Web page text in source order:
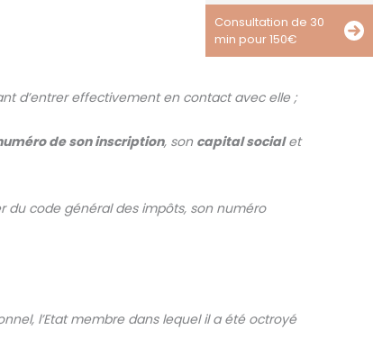
d’entrer effectivement en contact avec elle ;
de son inscription, son capital socialet
du code général des impôts, son numéro
l’Etat membre dans lequel il a été octroyé
Consultation de 30
min pour 150€